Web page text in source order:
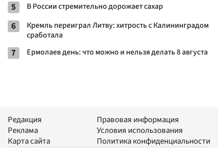
5 В России стремительно дорожает сахар
6
Кремль переиграл Литву: хитрость с Калининградом
сработала
7 Ермолаев день: что можно и нельзя делать 8 августа
Редакция
Реклама
Карта сайта
Правовая информация
Условия использования
Политика конфиденциальности